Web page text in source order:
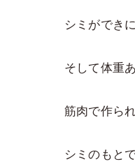
シミができ
そして体重
筋肉で作ら
シミのもと